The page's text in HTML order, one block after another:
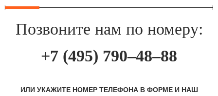
Позвоните нам по номеру:
+7 (495) 790–48–88
ИЛИ УКАЖИТЕ НОМЕР ТЕЛЕФОНА В ФОРМЕ И НАШ